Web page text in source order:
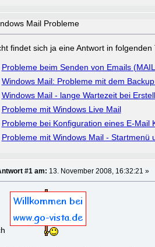
Mail Probleme
findet sich ja eine Antwort in folgenden
Probleme beim Senden von Emails
Windows Mail: Probleme mit dem
Windows Mail - lange Wartezeit bei
Probleme mit Windows Live Mail
Probleme bei Konfiguration eines E-Mail
Probleme mit Windows Mail - Startmenü
#1 am: 13. November 2008, 16:32:21 »